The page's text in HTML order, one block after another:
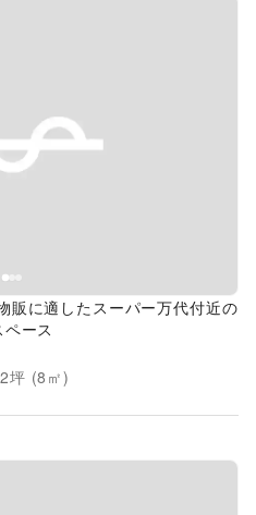
販に適したスーパー万代付近の
ース
坪 (8 ㎡)